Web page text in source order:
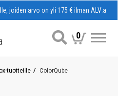
joiden arvo on yli 175 € ilman ALV:a
0
tuotteille ColorQube